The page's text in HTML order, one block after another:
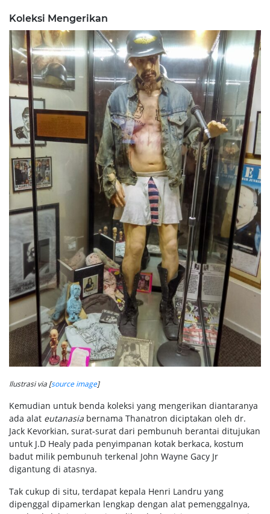
Koleksi Mengerikan
Ilustrasi via [source image]
Kemudian untuk benda koleksi yang mengerikan diantaranya
ada alat eutanasia bernama Thanatron diciptakan oleh dr.
Jack Kevorkian, surat-surat dari pembunuh berantai ditujukan
untuk J.D Healy pada penyimpanan kotak berkaca, kostum
badut milik pembunuh terkenal John Wayne Gacy Jr
digantung di atasnya.
Tak cukup di situ, terdapat kepala Henri Landru yang
dipenggal dipamerkan lengkap dengan alat pemenggalnya,